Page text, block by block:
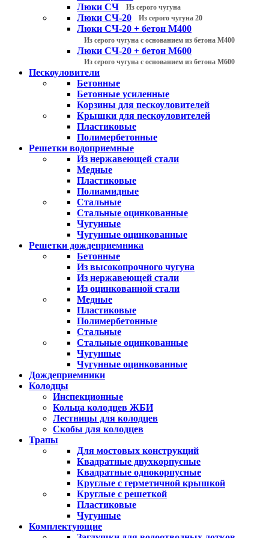
Люки СЧ
Из серого чугуна
Люки СЧ-20 Из серого чугуна 20
Люки СЧ-20 + бетон М400
Из серого чугуна с основанием из бетона М400
Люки СЧ-20 + бетон М600
Из серого чугуна с основанием из бетона М600
Пескоуловители
Бетонные
Бетонные усиленные
Корзины для пескоуловителей
Крышки для пескоуловителей
Пластиковые
Полимербетонные
Решетки водоприемные
Из нержавеющей стали
Медные
Пластиковые
Полиамидные
Стальные
Стальные оцинкованные
Чугунные
Чугунные оцинкованные
Решетки дождеприемника
Бетонные
Из высокопрочного чугуна
Из нержавеющей стали
Из оцинкованной стали
Медные
Пластиковые
Полимербетонные
Стальные
Стальные оцинкованные
Чугунные
Чугунные оцинкованные
Дождеприемники
Колодцы
Инспекционные
Кольца колодцев ЖБИ
Лестницы для колодцев
Скобы для колодцев
Трапы
Для мостовых конструкций
Квадратные двухкорпусные
Квадратные однокорпусные
Круглые с герметичной крышкой
Круглые с решеткой
Пластиковые
Чугунные
Комплектующие